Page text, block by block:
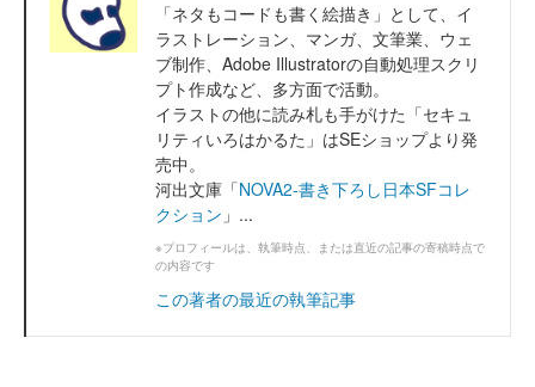
「ネタもコードも書く絵描き」として、イ
ラストレーション、マンガ、文筆業、ウェ
ブ制作、Adobe Illustratorの自動処理スクリ
プト作成など、多方面で活動。
イラストの他に読み札も手がけた「セキュ
リティいろはかるた」はSEショップより発
売中。
河出文庫「NOVA2-書き下ろし日本SFコレ
クション 」...
※プロフィールは、執筆時点、または直近の記事の寄稿時点で
の内容です
この著者の最近の執筆記事